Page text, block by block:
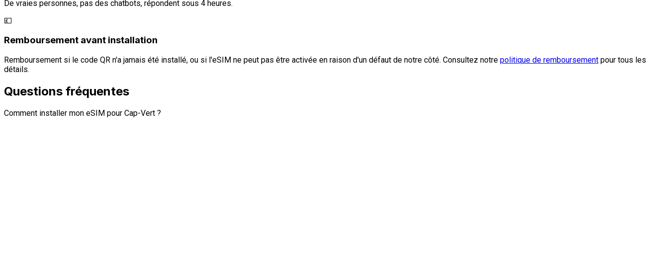
De vraies personnes, pas des chatbots, répondent sous 4 heures.
💷
Remboursement avant installation
Remboursement si le code QR n'a jamais été installé, ou si l'eSIM ne peut pas être activée en raison d'un défaut de notre côté. Consultez notre politique de remboursement pour tous les
détails.
Questions fréquentes
Comment installer mon eSIM pour Cap-Vert ?